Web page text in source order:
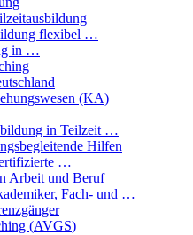
flexibel …
in …
(KA)
in Teilzeit …
Hilfen
…
Arbeit und Beruf
Fach- und …
(AVGS)